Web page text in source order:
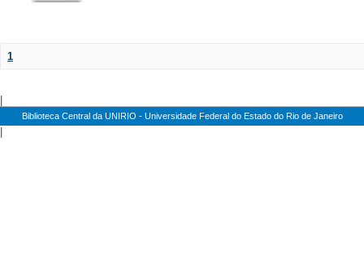
1
Biblioteca Central da UNIRIO - Universidade Federal do Estado do Rio de Janeiro